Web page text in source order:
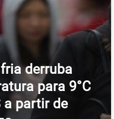
derruba
para 9°C
a partir de